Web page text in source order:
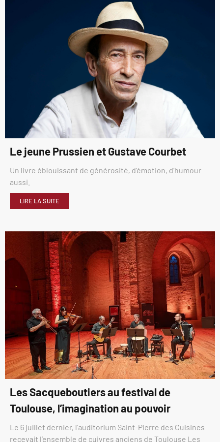
Le jeune Prussien et Gustave Courbet
Un livre éblouissant de générosité, d’émotion, d’humour
aussi.
LIRE LA SUITE
Les Sacqueboutiers au festival de
Toulouse, l’imagination au pouvoir
Le 6 juillet dernier, l’auditorium Saint-Pierre des Cuisines
recevait l’ensemble de cuivres anciens de Toulouse Les